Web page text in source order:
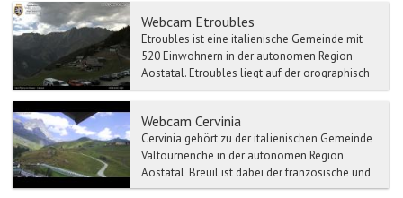
Webcam Etroubles
Etroubles ist eine italienische Gemeinde mit
520 Einwohnern in der autonomen Region
Aostatal. Etroubles liegt auf der orographisch
linken Seite der...
Webcam Cervinia
Cervinia gehört zu der italienischen Gemeinde
Valtournenche in der autonomen Region
Aostatal, Breuil ist dabei der französische und
Cervinia der it...